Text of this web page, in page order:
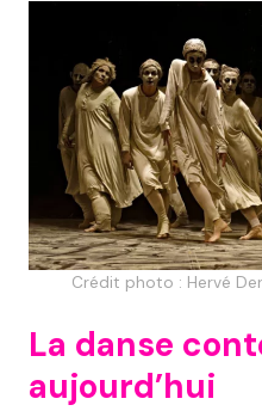
Crédit photo : Hervé
La danse
aujourd’hui